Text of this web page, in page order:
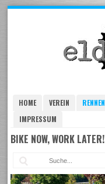
HOME VEREIN RENNEN
IMPRESSUM
BIKE NOW, WORK LATER!